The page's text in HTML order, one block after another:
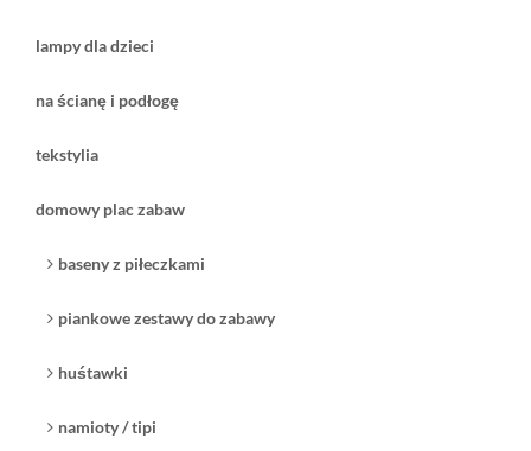
lampy dla dzieci
na ścianę i podłogę
tekstylia
domowy plac zabaw
baseny z piłeczkami
piankowe zestawy do zabawy
huśtawki
namioty / tipi